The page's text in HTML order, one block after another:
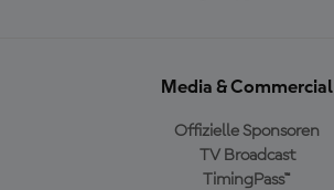
Media & Commercial
Offizielle Sponsoren
TV Broadcast
TimingPass™